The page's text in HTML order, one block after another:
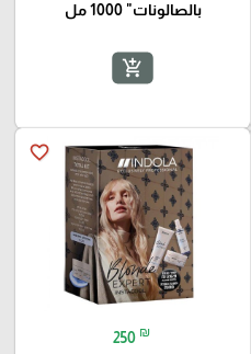
بالصالونات" 1000 مل
add_shopping_cart
favorite_border
250 ₪